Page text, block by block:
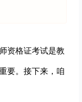
资格证考试是教
要。接下来，咱